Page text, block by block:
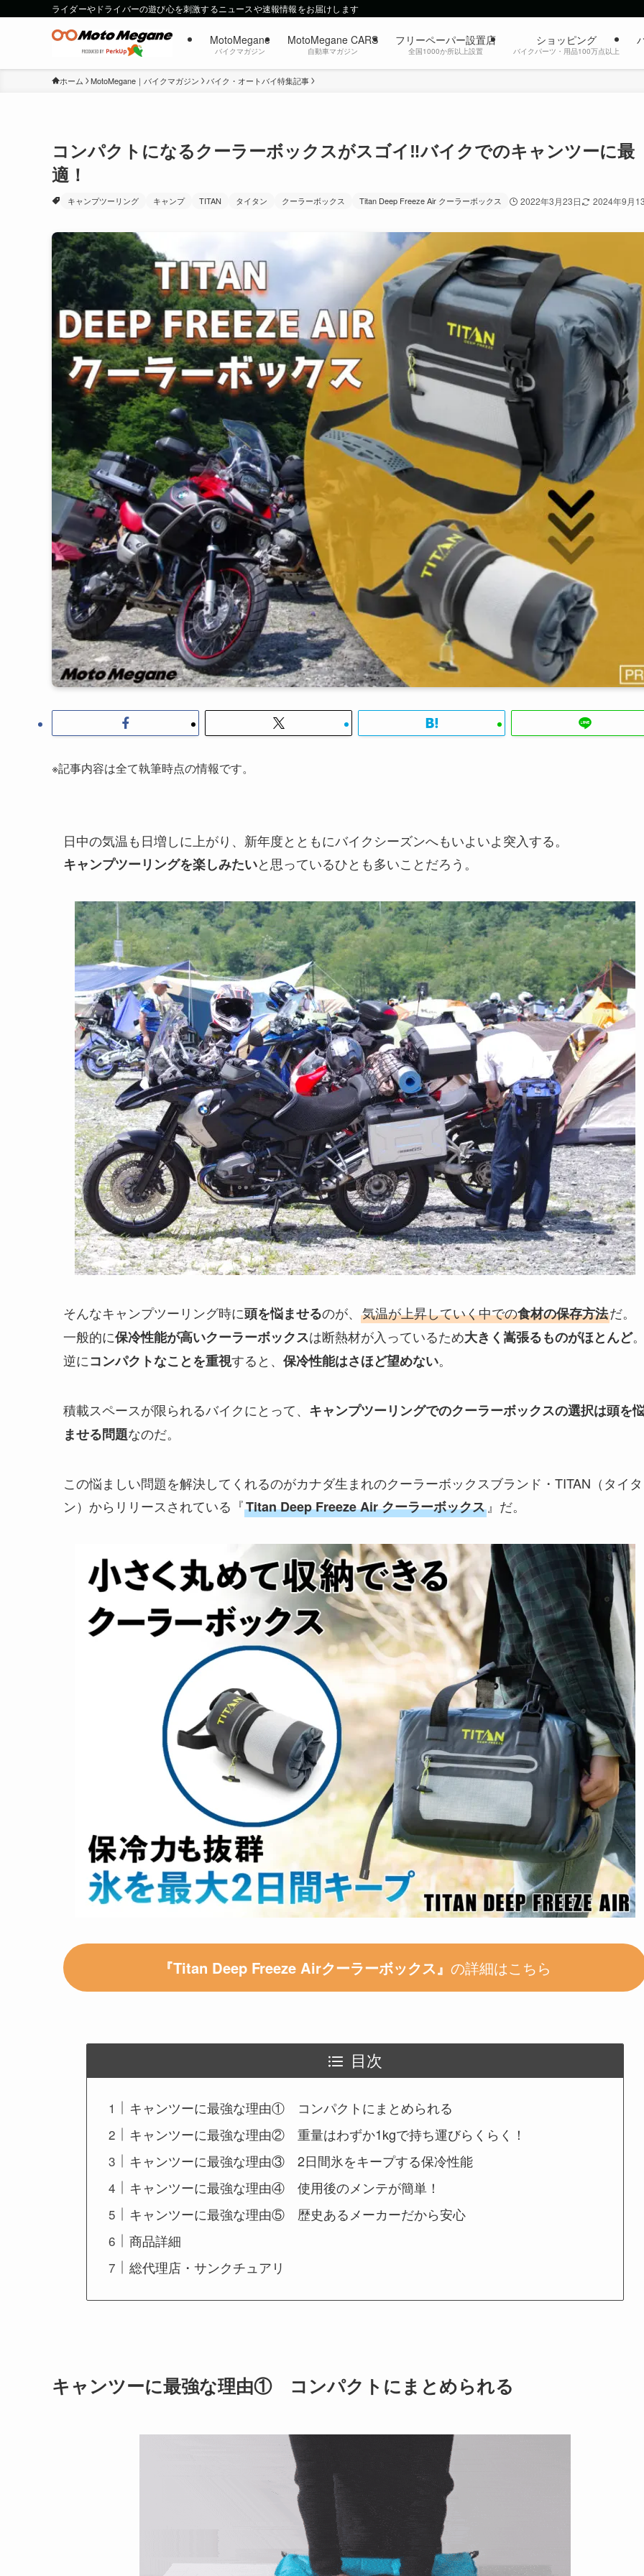
ライダーやドライバーの遊び心を刺激するニュースや速報情報をお届けします
MotoMegane
バイクマガジン
MotoMegane CARS
自動車マガジン
フリーペーパー設置店
全国1000か所以上設置
ショッピング
バイクパーツ・用品100万点以上
ホーム MotoMegane｜バイクマガジン バイク・オートバイ特集記事
コンパクトになるクーラーボックスがスゴイ‼︎バイクでのキャンツーに最
適！
キャンプツーリング キャンプ TITAN タイタン クーラーボックス Titan Deep Freeze Air クーラーボックス 2022年3月23日 2024年9月
※記事内容は全て執筆時点の情報です。
日中の気温も日増しに上がり、新年度とともにバイクシーズンへもいよいよ突入する。
キャンプツーリングを楽しみたいと思っているひとも多いことだろう。
そんなキャンプツーリング時に頭を悩ませるのが、 気温が上昇していく中での食材の保存方法だ。
一般的に保冷性能が高いクーラーボックスは断熱材が入っているため大きく嵩張るものがほとんど
逆にコンパクトなことを重視すると、 保冷性能はさほど望めない。
積載スペースが限られるバイクにとって、 キャンプツーリングでのクーラーボックスの選択は頭を
ませる問題なのだ。
この悩ましい問題を解決してくれるのがカナダ生まれのクーラーボックスブランド・TITAN（タイタ
ン）からリリースされている『Titan Deep Freeze Air クーラーボックス 』だ。
『Titan Deep Freeze Airクーラーボックス』 の詳細はこちら
目次
キャンツーに最強な理由① コンパクトにまとめられる
キャンツーに最強な理由② 重量はわずか1kgで持ち運びらくらく！
キャンツーに最強な理由③ 2日間氷をキープする保冷性能
キャンツーに最強な理由④ 使用後のメンテが簡単！
キャンツーに最強な理由⑤ 歴史あるメーカーだから安心
商品詳細
総代理店・サンクチュアリ
キャンツーに最強な理由① コンパクトにまとめられる